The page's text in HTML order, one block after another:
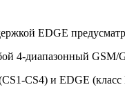
EDGE
4-диапазонный
CS4) и EDGE